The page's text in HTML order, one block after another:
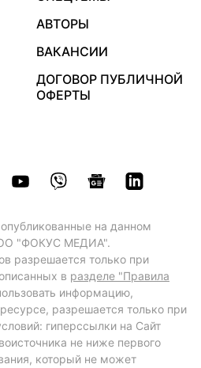
АВТОРЫ
ВАКАНСИИ
ДОГОВОР ПУБЛИЧНОЙ
ОФЕРТЫ
на данном
"ФОКУС МЕДИА".
разрешается только при
в разделе "Правила
информацию,
разрешается только при
гиперссылки на Сайт
не ниже первого
который не может